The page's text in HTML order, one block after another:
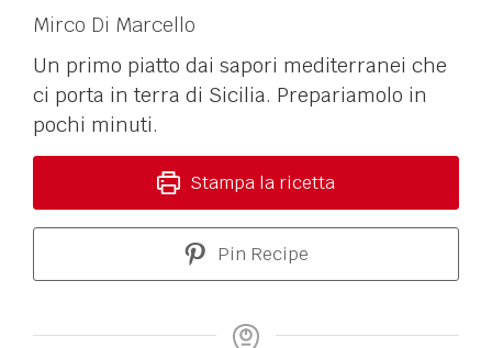
Mirco Di Marcello
Un primo piatto dai sapori mediterranei che
ci porta in terra di Sicilia. Prepariamolo in
pochi minuti.
Stampa la ricetta
Pin Recipe